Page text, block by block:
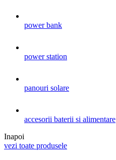
power bank
power station
panouri solare
accesorii baterii si alimentare
Inapoi
vezi toate produsele